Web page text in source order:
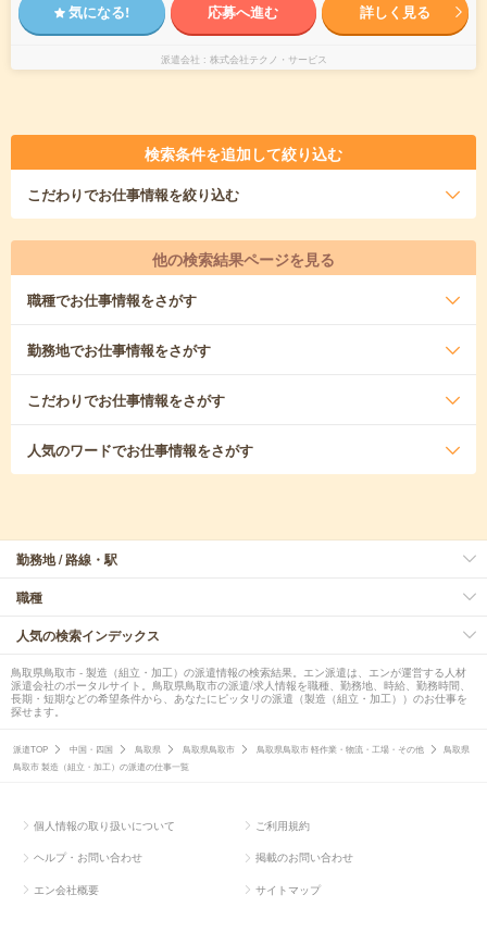
気になる! 応募へ進む 詳しく見る
派遣会社 株式会社テクノ・サービス
検索条件を追加して絞り込む
こだわりでお仕事情報を絞り込む
他の検索結果ページを見る
職種でお仕事情報をさがす
勤務地でお仕事情報をさがす
こだわりでお仕事情報をさがす
人気のワードでお仕事情報をさがす
勤務地 / 路線・駅
職種
人気の検索インデックス
鳥取県鳥取市 - 製造（組立・加工）の派遣情報の検索結果。エン派遣は、エンが運営する人材
派遣会社のポータルサイト。鳥取県鳥取市の派遣/求人情報を職種、勤務地、時給、勤務時間、
長期・短期などの希望条件から、あなたにピッタリの派遣（製造（組立・加工））のお仕事を
探せます。
派遣TOP 中国・四国 鳥取県 鳥取県鳥取市 鳥取県鳥取市 軽作業・物流・工場・その他
鳥取県
鳥取市 製造（組立・加工）の派遣の仕事一覧
個人情報の取り扱いについて ご利用規約
ヘルプ・お問い合わせ 掲載のお問い合わせ
エン会社概要 サイトマップ